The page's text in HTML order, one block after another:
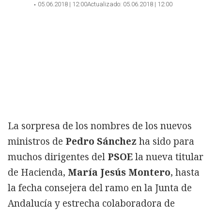
05.06.2018 | 12:00Actualizado: 05.06.2018 | 12:00
La sorpresa de los nombres de los nuevos
ministros de Pedro Sánchez ha sido para
muchos dirigentes del PSOEla nueva titular
de Hacienda, María Jesús Montero, hasta
la fecha consejera del ramo en la Junta de
Andalucía y estrecha colaboradora de